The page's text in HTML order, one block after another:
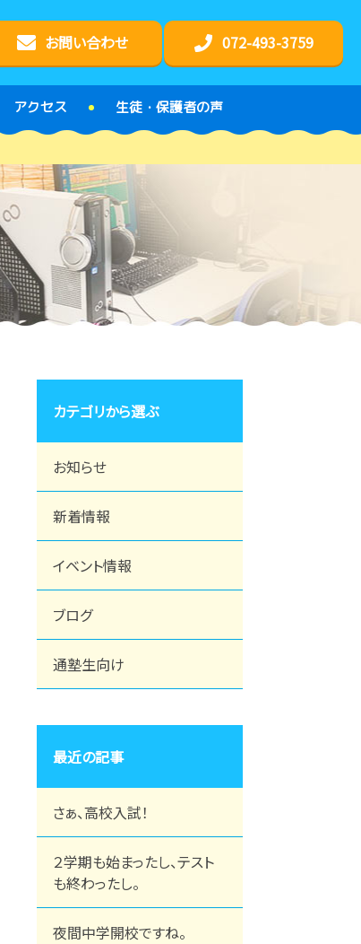
お問い合わせ 072-493-3759
アクセス 生徒・保護者の声
カテゴリから選ぶ
お知らせ
新着情報
イベント情報
ブログ
通塾生向け
最近の記事
さぁ、高校入試！
２学期も始まったし、テスト
も終わったし。
夜間中学開校ですね。